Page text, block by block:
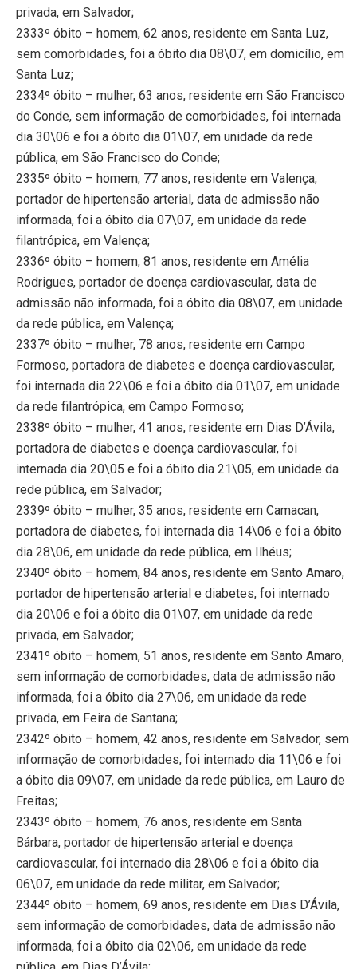
privada, em Salvador;
2333º óbito – homem, 62 anos, residente em Santa Luz,
sem comorbidades, foi a óbito dia 08\07, em domicílio, em
Santa Luz;
2334º óbito – mulher, 63 anos, residente em São Francisco
do Conde, sem informação de comorbidades, foi internada
dia 30\06 e foi a óbito dia 01\07, em unidade da rede
pública, em São Francisco do Conde;
2335º óbito – homem, 77 anos, residente em Valença,
portador de hipertensão arterial, data de admissão não
informada, foi a óbito dia 07\07, em unidade da rede
filantrópica, em Valença;
2336º óbito – homem, 81 anos, residente em Amélia
Rodrigues, portador de doença cardiovascular, data de
admissão não informada, foi a óbito dia 08\07, em unidade
da rede pública, em Valença;
2337º óbito – mulher, 78 anos, residente em Campo
Formoso, portadora de diabetes e doença cardiovascular,
foi internada dia 22\06 e foi a óbito dia 01\07, em unidade
da rede filantrópica, em Campo Formoso;
2338º óbito – mulher, 41 anos, residente em Dias D’Ávila,
portadora de diabetes e doença cardiovascular, foi
internada dia 20\05 e foi a óbito dia 21\05, em unidade da
rede pública, em Salvador;
2339º óbito – mulher, 35 anos, residente em Camacan,
portadora de diabetes, foi internada dia 14\06 e foi a óbito
dia 28\06, em unidade da rede pública, em Ilhéus;
2340º óbito – homem, 84 anos, residente em Santo Amaro,
portador de hipertensão arterial e diabetes, foi internado
dia 20\06 e foi a óbito dia 01\07, em unidade da rede
privada, em Salvador;
2341º óbito – homem, 51 anos, residente em Santo Amaro,
sem informação de comorbidades, data de admissão não
informada, foi a óbito dia 27\06, em unidade da rede
privada, em Feira de Santana;
2342º óbito – homem, 42 anos, residente em Salvador, sem
informação de comorbidades, foi internado dia 11\06 e foi
a óbito dia 09\07, em unidade da rede pública, em Lauro de
Freitas;
2343º óbito – homem, 76 anos, residente em Santa
Bárbara, portador de hipertensão arterial e doença
cardiovascular, foi internado dia 28\06 e foi a óbito dia
06\07, em unidade da rede militar, em Salvador;
2344º óbito – homem, 69 anos, residente em Dias D’Ávila,
sem informação de comorbidades, data de admissão não
informada, foi a óbito dia 02\06, em unidade da rede